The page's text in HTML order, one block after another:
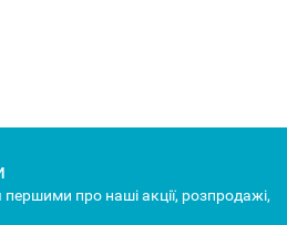
першими про наші акції, розпродажі,